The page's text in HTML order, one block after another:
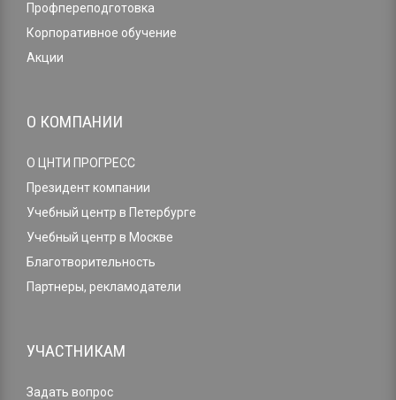
Профпереподготовка
Корпоративное обучение
Акции
О КОМПАНИИ
О ЦНТИ ПРОГРЕСС
Президент компании
Учебный центр в Петербурге
Учебный центр в Москве
Благотворительность
Партнеры, рекламодатели
УЧАСТНИКАМ
Задать вопрос